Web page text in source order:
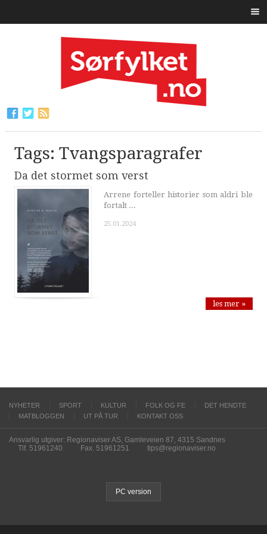
Tags: Tvangsparagrafer
Da det stormet som verst
Arrene forteller historier som aldri ble
fortalt ...
25.01.2024
les mer »
NYHETER SPORT KULTUR FOLK OG FE
DET HENDTE
MATBLOGGEN
UT PÅ TUR KONTAKT OSS
Ansvarlig utgiver: Regionaviser AS, Gamleveien 87, 4315 Sandnes
Tlf. 51961240
Fax. 51961251 tips@regionaviser.no
PC version